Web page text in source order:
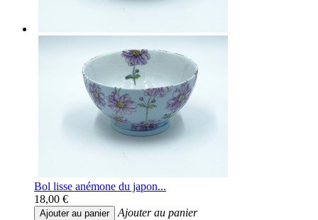
Bol lisse anémone du japon...
18,00 €
Ajouter au panier
Ajouter au panier